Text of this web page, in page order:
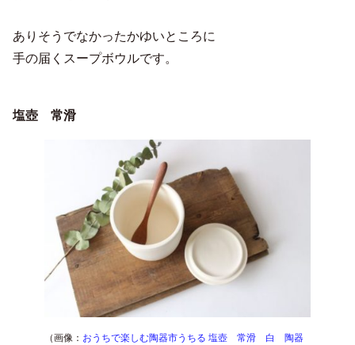
ありそうでなかったかゆいところに
手の届くスープボウルです。
塩壺 常滑
（画像： おうちで楽しむ陶器市うちる 塩壺 常滑 白 陶器